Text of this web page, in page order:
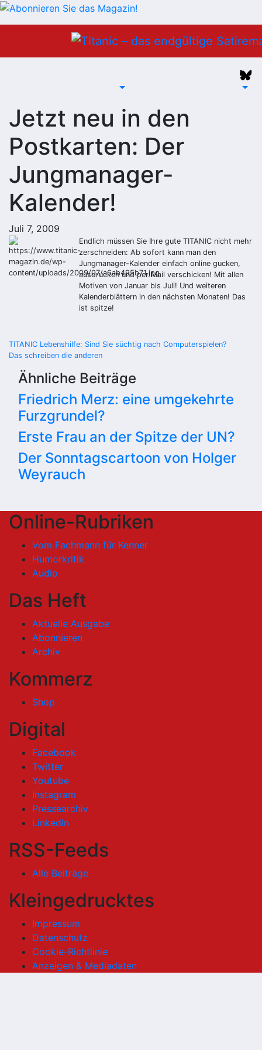
Jetzt neu in den
Postkarten: Der
Jungmanager-
Kalender!
Juli 7, 2009
Endlich müssen Sie Ihre gute TITANIC nicht mehr
zerschneiden: Ab sofort kann man den
Jungmanager-Kalender einfach online gucken,
ausdrucken und per Mail verschicken! Mit allen
Motiven von Januar bis Juli! Und weiteren
Kalenderblättern in den nächsten Monaten! Das
ist spitze!
Beitragsnavigation
TITANIC Lebenshilfe: Sind Sie süchtig nach Computerspielen?
Das schreiben die anderen
Ähnliche Beiträge
Friedrich Merz: eine umgekehrte
Furzgrundel?
Erste Frau an der Spitze der UN?
Der Sonntagscartoon von Holger
Weyrauch
Online-Rubriken
Vom Fachmann für Kenner
Humorkritik
Audio
Das Heft
Aktuelle Ausgabe
Abonnieren
Archiv
Kommerz
Shop
Digital
Facebook
Twitter
Youtube
Instagram
Pressearchiv
LinkedIn
RSS-Feeds
Alle Beiträge
Kleingedrucktes
Impressum
Datenschutz
Cookie-Richtlinie
Anzeigen & Mediadaten